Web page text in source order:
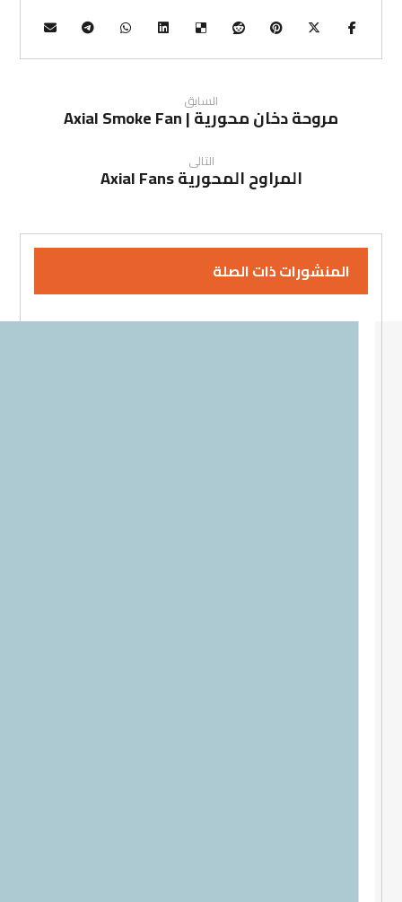
السابق
مروحة دخان محورية | Axial Smoke Fan
التالى
المراوح المحورية Axial Fans
المنشورات ذات الصلة